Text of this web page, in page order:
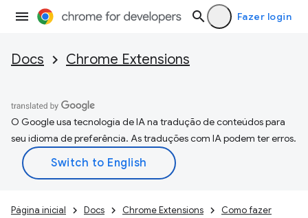
Fazer login
Docs Chrome Extensions
O Google usa tecnologia de IA na tradução de conteúdos para
seu idioma de preferência. As traduções com IA podem ter erros.
Página inicial Docs Chrome Extensions Como fazer